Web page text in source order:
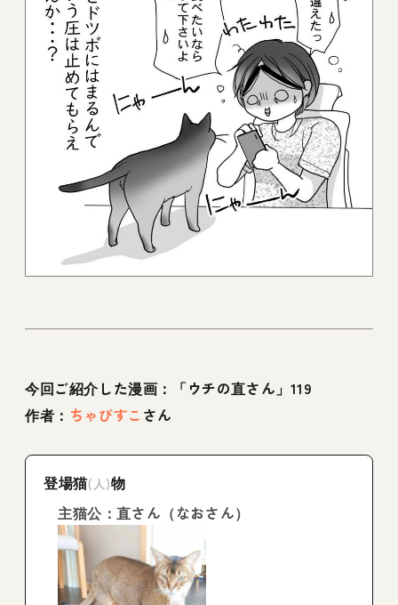
今回ご紹介した漫画：「ウチの直さん」119
作者： ちゃびすこ さん
登場猫(人)物
主猫公：直さん（なおさん）